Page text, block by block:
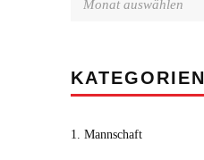
KATEGORIEN
1. Mannschaft